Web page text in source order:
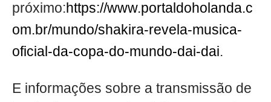
próximo:https://www.portaldoholanda.c
om.br/mundo/shakira-revela-musica-
oficial-da-copa-do-mundo-dai-dai.
E informações sobre a transmissão de